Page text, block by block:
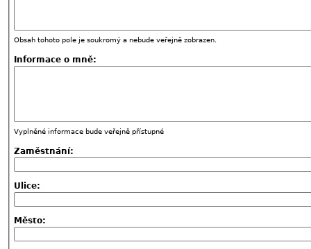
Obsah tohoto pole je soukromý a nebude veřejně zobrazen.
Informace o mně:
Vyplněné informace bude veřejně přístupné
Zaměstnání:
Ulice:
Město: